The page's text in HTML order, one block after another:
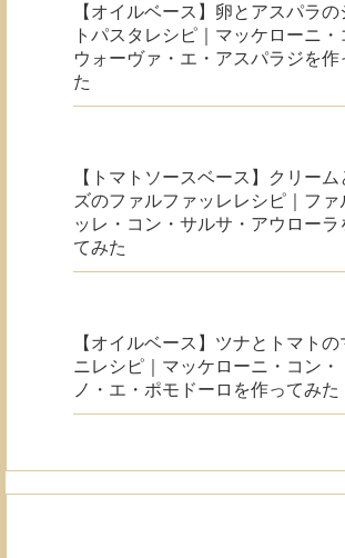
【オイルベース】卵とアスパラの
トパスタレシピ｜マッケローニ・
ウォーヴァ・エ・アスパラジを作
た
【トマトソースベース】クリーム
ズのファルファッレレシピ｜ファ
ッレ・コン・サルサ・アウローラ
てみた
【オイルベース】ツナとトマトの
ニレシピ｜マッケローニ・コン・
ノ・エ・ポモドーロを作ってみた